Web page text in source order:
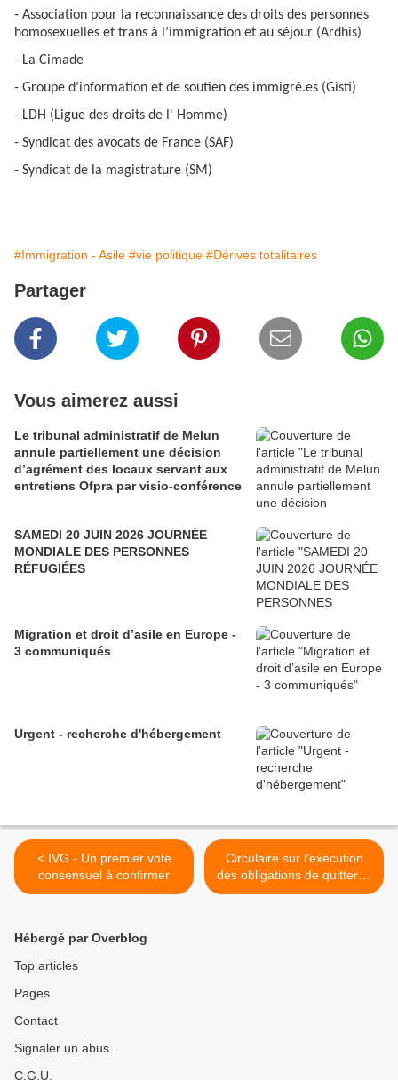
- Association pour la reconnaissance des droits des personnes
homosexuelles et trans à l’immigration et au séjour (Ardhis)
- La Cimade
- Groupe d’information et de soutien des immigré.es (Gisti)
- LDH (Ligue des droits de l' Homme)
- Syndicat des avocats de France (SAF)
- Syndicat de la magistrature (SM)
#Immigration - Asile #vie politique #Dérives totalitaires
Partager
Vous aimerez aussi
Le tribunal administratif de Melun
annule partiellement une décision
d’agrément des locaux servant aux
entretiens Ofpra par visio-conférence
SAMEDI 20 JUIN 2026 JOURNÉE
MONDIALE DES PERSONNES
RÉFUGIÉES
Migration et droit d’asile en Europe -
3 communiqués
Urgent - recherche d'hébergement
< IVG - Un premier vote
consensuel à confirmer
Circulaire sur l’exécution
des obligations de quitter le
territoire (OQTF) et le
Hébergé par Overblog
Top articles
Pages
Contact
Signaler un abus
C.G.U.